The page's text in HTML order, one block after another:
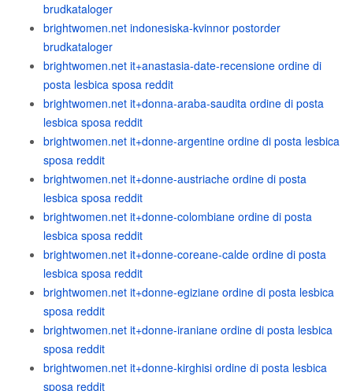
brudkataloger
brightwomen.net indonesiska-kvinnor postorder
brudkataloger
brightwomen.net it+anastasia-date-recensione ordine di
posta lesbica sposa reddit
brightwomen.net it+donna-araba-saudita ordine di posta
lesbica sposa reddit
brightwomen.net it+donne-argentine ordine di posta lesbica
sposa reddit
brightwomen.net it+donne-austriache ordine di posta
lesbica sposa reddit
brightwomen.net it+donne-colombiane ordine di posta
lesbica sposa reddit
brightwomen.net it+donne-coreane-calde ordine di posta
lesbica sposa reddit
brightwomen.net it+donne-egiziane ordine di posta lesbica
sposa reddit
brightwomen.net it+donne-iraniane ordine di posta lesbica
sposa reddit
brightwomen.net it+donne-kirghisi ordine di posta lesbica
sposa reddit